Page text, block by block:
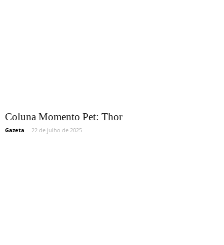
Coluna Momento Pet: Thor
Gazeta - 22 de julho de 2025